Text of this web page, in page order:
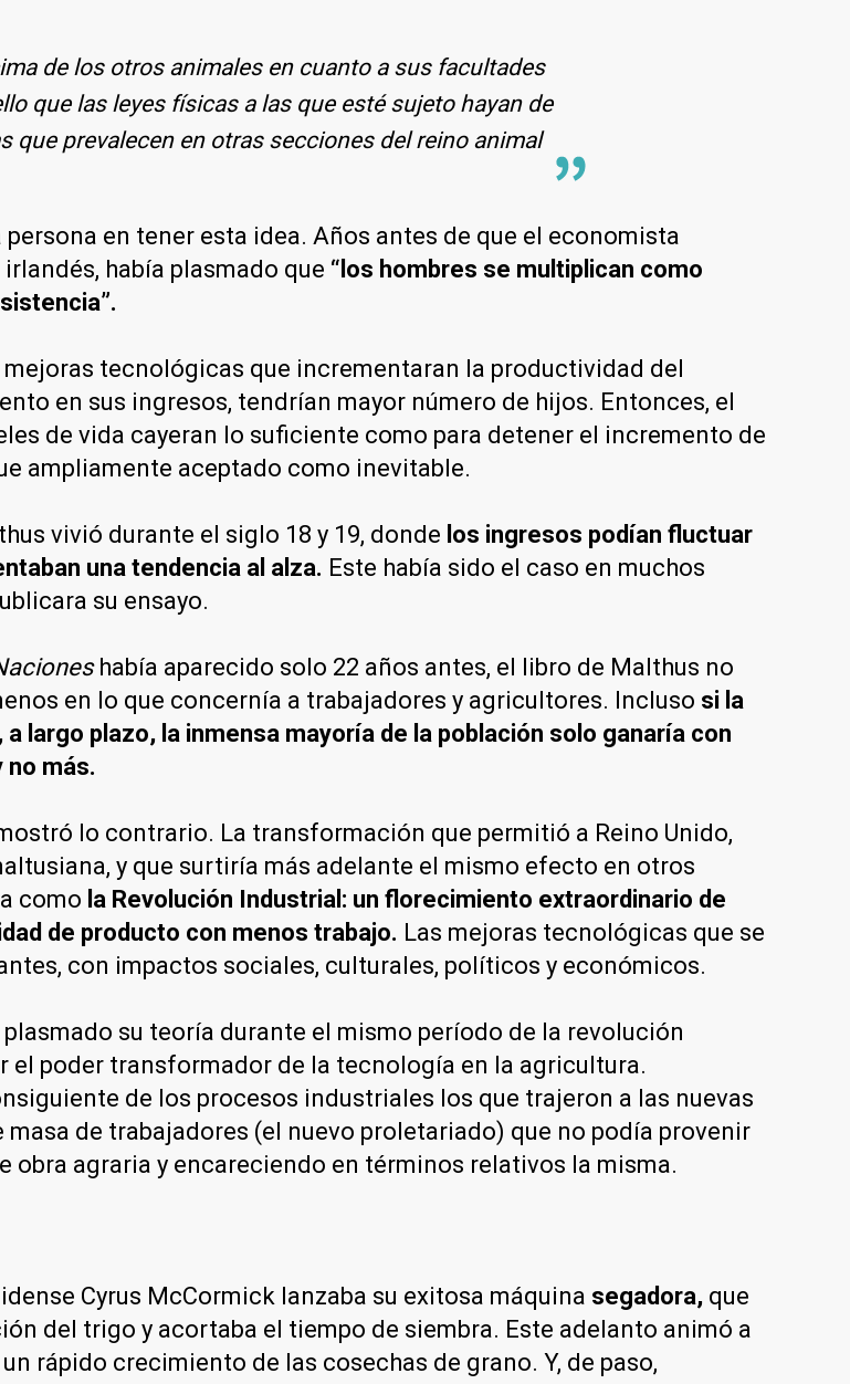
de los otros animales en cuanto a sus facultades
que las leyes físicas a las que esté sujeto hayan de
que prevalecen en otras secciones del reino animal
en tener esta idea. Años antes de que el economista
había plasmado que “los hombres se multiplican como
tecnológicas que incrementaran la productividad del
en sus ingresos, tendrían mayor número de hijos. Entonces, el
de vida cayeran lo suficiente como para detener el incremento de
ampliamente aceptado como inevitable.
vivió durante el siglo 18 y 19, donde los ingresos podían fluctuar
una tendencia al alza. Este había sido el caso en muchos
su ensayo.
había aparecido solo 22 años antes, el libro de Malthus no
en lo que concernía a trabajadores y agricultores. Incluso si la
largo plazo, la inmensa mayoría de la población solo ganaría con
más.
lo contrario. La transformación que permitió a Reino Unido,
y que surtiría más adelante el mismo efecto en otros
como la Revolución Industrial: un florecimiento extraordinario de
de producto con menos trabajo. Las mejoras tecnológicas que se
con impactos sociales, culturales, políticos y económicos.
su teoría durante el mismo período de la revolución
el poder transformador de la tecnología en la agricultura.
de los procesos industriales los que trajeron a las nuevas
de trabajadores (el nuevo proletariado) que no podía provenir
obra agraria y encareciendo en términos relativos la misma.
Cyrus McCormick lanzaba su exitosa máquina segadora, que
del trigo y acortaba el tiempo de siembra. Este adelanto animó a
rápido crecimiento de las cosechas de grano. Y, de paso,